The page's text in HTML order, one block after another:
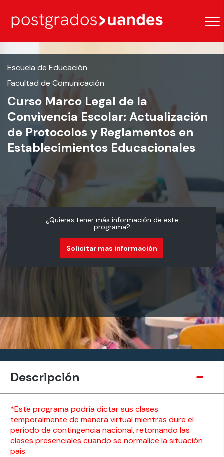
Escuela de Educación
Facultad de Comunicación
Curso Marco Legal de la
Convivencia Escolar: Actualización
de Protocolos y Reglamentos en
Establecimientos Educacionales
¿Quieres tener más información de este
programa?
Solicitar mas información
Descripción
*Este programa podría dictar sus clases
temporalmente de manera virtual mientras dure el
período de contingencia nacional, retomando las
clases presenciales cuando se normalice la situación
país.